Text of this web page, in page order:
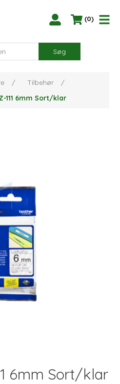
(0)
Søg
/ Tilbehør
/
111 6mm Sort/klar
6mm Sort/klar